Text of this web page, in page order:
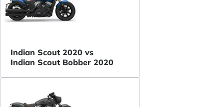
Indian Scout 2020 vs
Indian Scout Bobber 2020